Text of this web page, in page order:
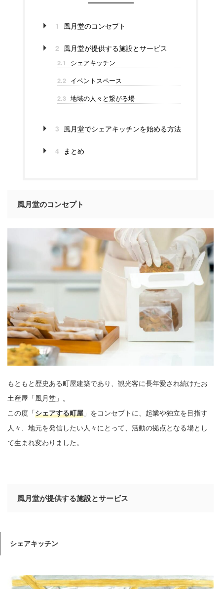
1 風月堂のコンセプト
2 風月堂が提供する施設とサービス
2.1 シェアキッチン
2.2 イベントスペース
2.3 地域の人々と繋がる場
3 風月堂でシェアキッチンを始める方法
4 まとめ
風月堂のコンセプト
もともと歴史ある町屋建築であり、観光客に長年愛され続けたお
土産屋「風月堂」。
この度「シェアする町屋 」をコンセプトに、起業や独立を目指す
人々、地元を発信したい人々にとって、活動の拠点となる場とし
て生まれ変わりました。
風月堂が提供する施設とサービス
シェアキッチン